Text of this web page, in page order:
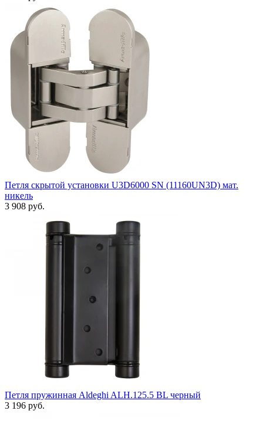
Петля скрытой установки U3D6000 SN (11160UN3D) мат.
никель
3 908 руб.
Петля пружинная Aldeghi ALH.125.5 BL черный
3 196 руб.